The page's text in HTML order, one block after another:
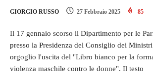
GIORGIO RUSSO 27 Febbraio 2025 85
Il 17 gennaio scorso il Dipartimento per le
presso la Presidenza del Consiglio dei
orgoglio l'uscita del "Libro bianco per la
violenza maschile contro le donne". Il testo